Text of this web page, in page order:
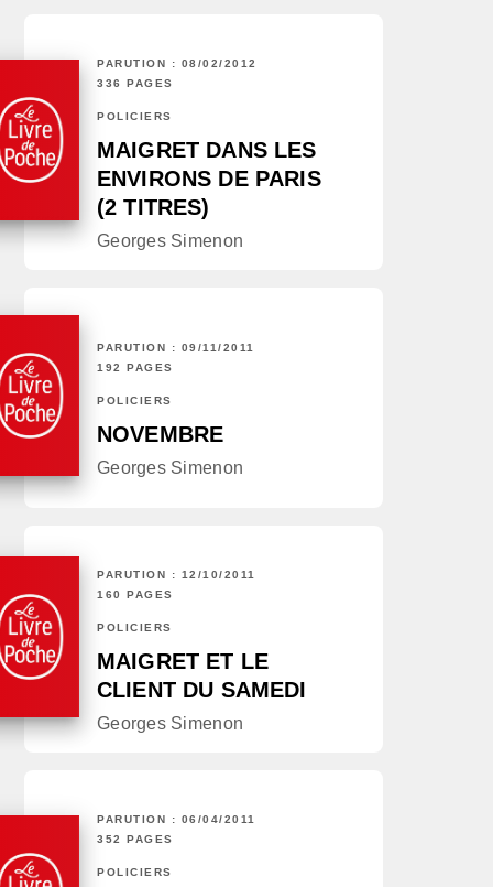
PARUTION : 08/02/2012
336 PAGES
POLICIERS
MAIGRET DANS LES
ENVIRONS DE PARIS
(2 TITRES)
Georges Simenon
PARUTION : 09/11/2011
192 PAGES
POLICIERS
NOVEMBRE
Georges Simenon
PARUTION : 12/10/2011
160 PAGES
POLICIERS
MAIGRET ET LE
CLIENT DU SAMEDI
Georges Simenon
PARUTION : 06/04/2011
352 PAGES
POLICIERS